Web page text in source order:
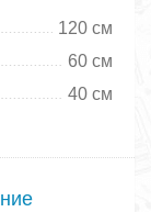
120 см
60 см
40 см